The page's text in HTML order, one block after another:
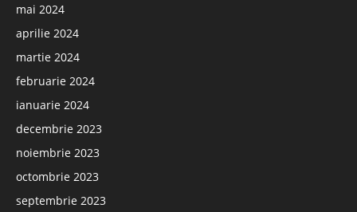
mai 2024
aprilie 2024
martie 2024
februarie 2024
ianuarie 2024
decembrie 2023
noiembrie 2023
octombrie 2023
septembrie 2023